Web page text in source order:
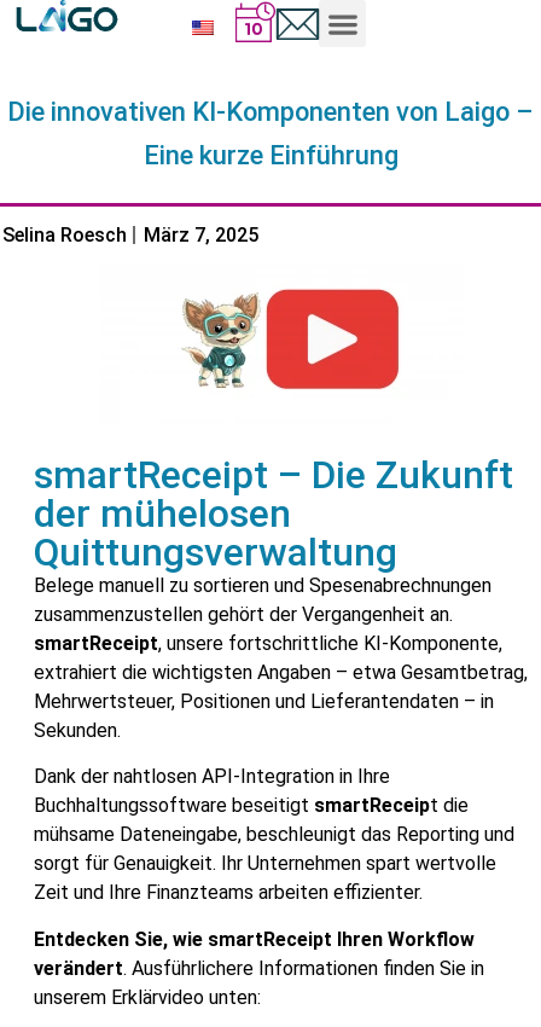
Die innovativen KI-Komponenten von Laigo –
Eine kurze Einführung
Selina Roesch März 7, 2025
smartReceipt – Die Zukunft
der mühelosen
Quittungsverwaltung
Belege manuell zu sortieren und Spesenabrechnungen
zusammenzustellen gehört der Vergangenheit an.
smartReceipt, unsere fortschrittliche KI-Komponente,
extrahiert die wichtigsten Angaben – etwa Gesamtbetrag,
Mehrwertsteuer, Positionen und Lieferantendaten – in
Sekunden.
Dank der nahtlosen API-Integration in Ihre
Buchhaltungssoftware beseitigt smartReceipt die
mühsame Dateneingabe, beschleunigt das Reporting und
sorgt für Genauigkeit. Ihr Unternehmen spart wertvolle
Zeit und Ihre Finanzteams arbeiten effizienter.
Entdecken Sie, wie smartReceipt Ihren Workflow
verändert. Ausführlichere Informationen finden Sie in
unserem Erklärvideo unten: